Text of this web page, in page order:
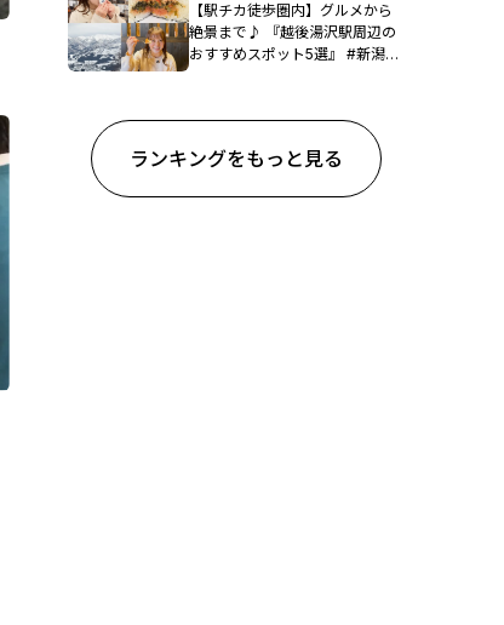
【駅チカ徒歩圏内】グルメから
絶景まで♪ 『越後湯沢駅周辺の
おすすめスポット5選』 #新潟観
ランキングをもっと見る